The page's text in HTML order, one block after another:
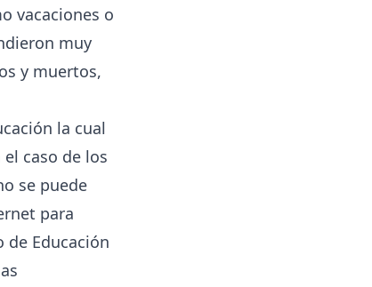
vacaciones o
muy
y muertos,
la cual
caso de los
se puede
para
Educación